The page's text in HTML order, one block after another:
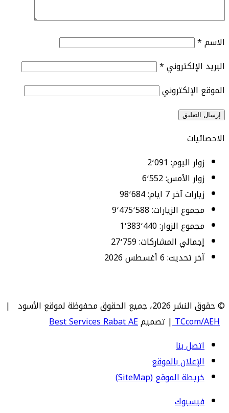
الاسم*
البريد الإلكتروني*
الموقع الإلكتروني
الاحصائيات
زوار اليوم: 2٬091
زوار الأمس:6٬552
زيارات آخر 7 ايام:
98٬684
مجموع الزيارات:9٬475٬588
مجموع الزوار:1٬383٬440
إجمالي المشاركات:27٬759
آخر تحديث:6 أغسطس 2026
© حقوق النشر 2026، جميع الحقوق محفوظة لموقع الأسود |
TCcom/AEH | تصميمBest Services Rabat AE
اتصل بنا
الإعلان بالموقع
خريطة الموقع (SiteMap)
فيسبوك